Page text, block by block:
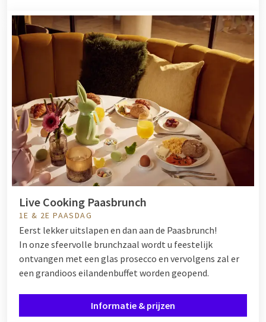
Live Cooking Paasbrunch
1E & 2E PAASDAG
Eerst lekker uitslapen en dan aan de Paasbrunch!
In onze sfeervolle brunchzaal wordt u feestelijk
ontvangen met een glas prosecco en vervolgens zal er
een grandioos eilandenbuffet worden geopend.
Informatie & prijzen